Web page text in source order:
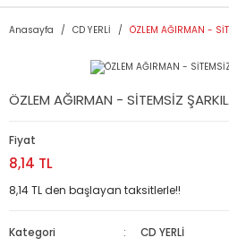
Anasayfa CD YERLİ ÖZLEM AĞIRMAN -
ÖZLEM AĞIRMAN - SİTEMSİZ
Fiyat
8,14 TL
8,14 TL den başlayan taksitlerle!!
Kategori
CD YERLİ